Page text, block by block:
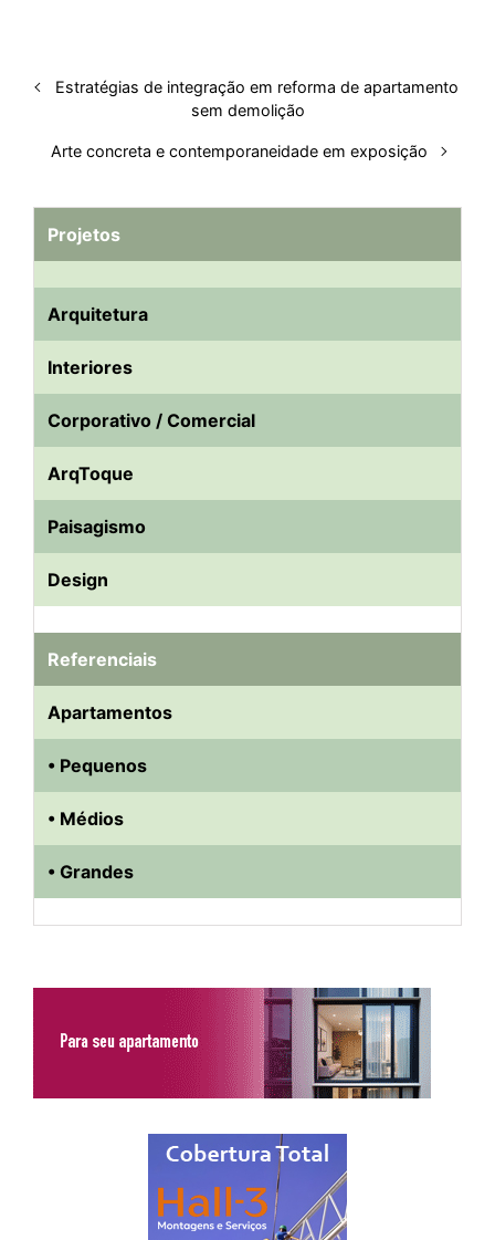
Estratégias de integração em reforma de apartamento
sem demolição
Arte concreta e contemporaneidade em exposição
Projetos
Arquitetura
Interiores
Corporativo / Comercial
ArqToque
Paisagismo
Design
Referenciais
Apartamentos
• Pequenos
• Médios
• Grandes